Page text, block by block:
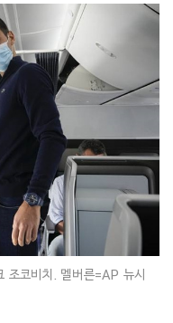
조코비치. 멜버른=AP 뉴시